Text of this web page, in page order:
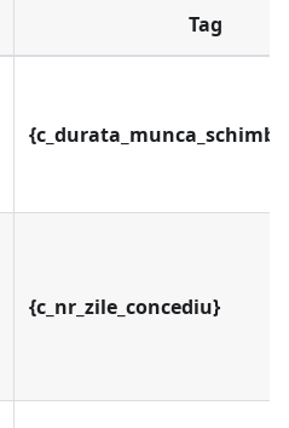
Tag
{c_nr_zile_concediu}